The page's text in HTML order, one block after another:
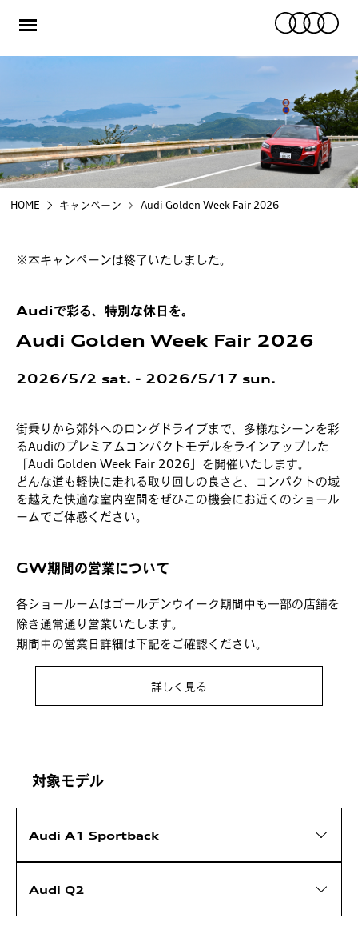
メ
ュ
オーナーの方
キャンペーン/イベント
スペシャルコンテンツ
採用情報
店舗一覧
HOME キャンペーン Audi Golden Week Fair 2026
※本キャンペーンは終了いたしました。
Audiで彩る、特別な休日を。
Audi Golden Week Fair 2026
2026/5/2 sat. - 2026/5/17 sun.
街乗りから郊外へのロングドライブまで、多様なシーンを彩
るAudiのプレミアムコンパクトモデルをラインアップした
「Audi Golden Week Fair 2026」を開催いたします。
どんな道も軽快に走れる取り回しの良さと、コンパクトの域
を越えた快適な室内空間をぜひこの機会にお近くのショール
ームでご体感ください。
GW期間の営業について
各ショールームはゴールデンウイーク期間中も一部の店舗を
除き通常通り営業いたします。
期間中の営業日詳細は下記をご確認ください。
詳しく見る
対象モデル
Audi A1 Sportback
Audi Q2